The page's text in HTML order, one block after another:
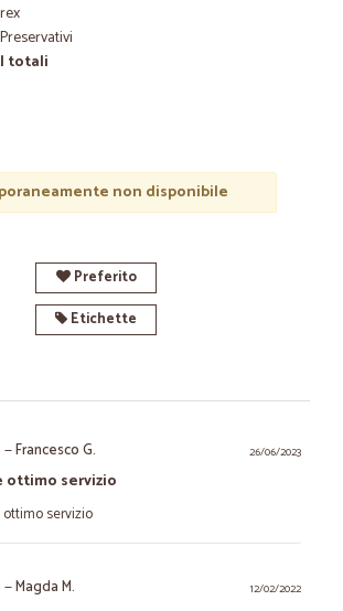
totali
non disponibile
Preferito
Etichette
26/06/2023
—Francesco G.
ottimo servizio
servizio
12/02/2022
—Magda M.